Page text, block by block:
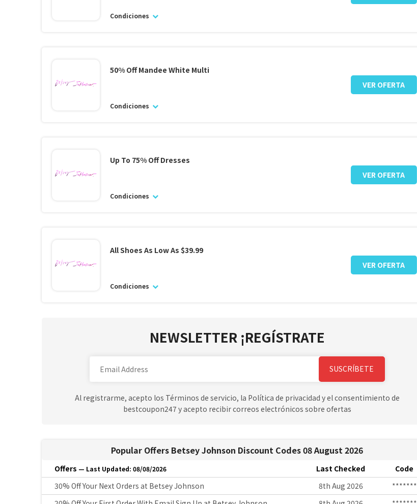
Condiciones
50% Off Mandee White Multi
Condiciones
VER OFERTA
Up To 75% Off Dresses
Condiciones
VER OFERTA
All Shoes As Low As $39.99
Condiciones
VER OFERTA
NEWSLETTER ¡REGÍSTRATE
SUSCRÍBETE
Al registrarme, acepto los Términos de servicio, la Política de privacidad y el consentimiento de
bestcoupon247 y acepto recibir correos electrónicos sobre ofertas
Popular Offers Betsey Johnson Discount Codes 08 August 2026
Offers — Last Updated: 08/08/2026 Last Checked
Code
30% Off Your Next Orders at Betsey Johnson
8th Aug 2026
*******